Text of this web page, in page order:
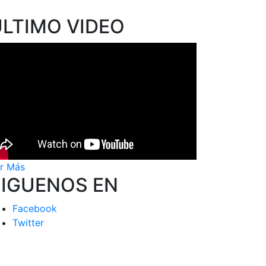
VIDEO
Más
EN
Facebook
Twitter